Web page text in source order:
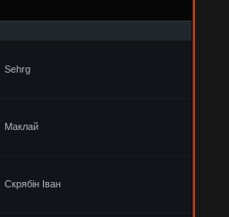
Sehrg
Маклай
Скрябін Іван